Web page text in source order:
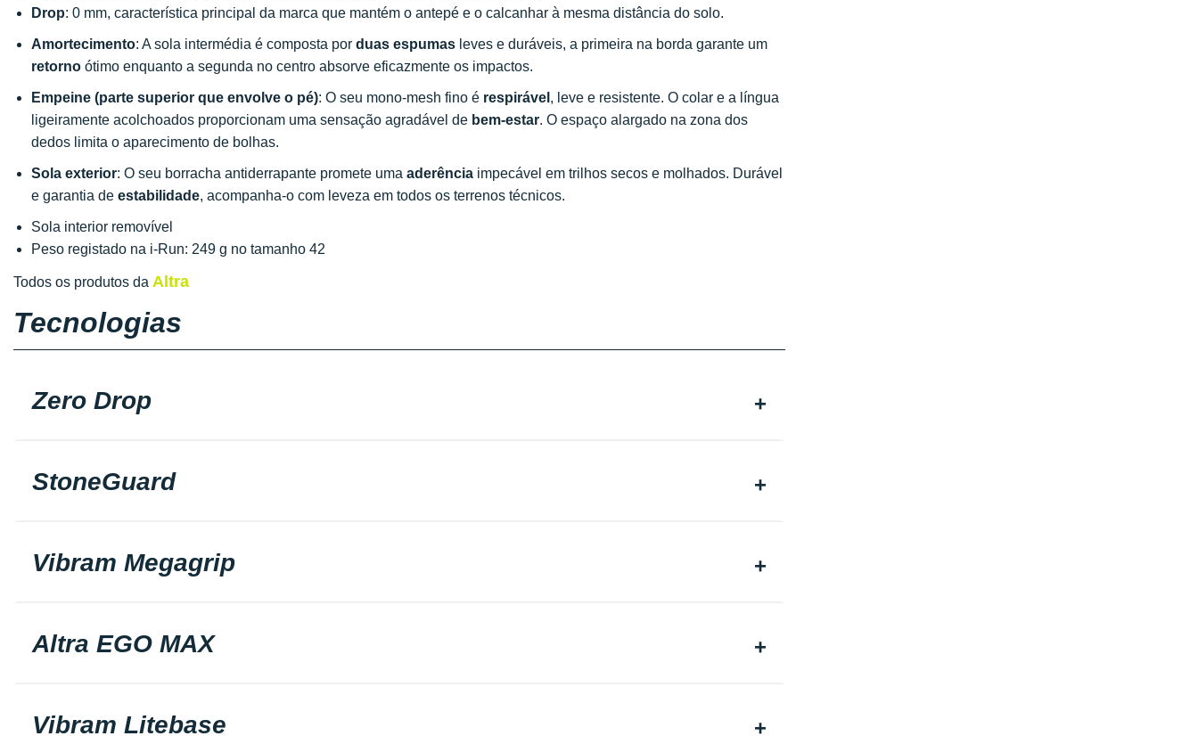
Drop: 0 mm, característica principal da marca que mantém o antepé e o calcanhar à mesma distância do solo.
Amortecimento: A sola intermédia é composta por duas espumas leves e duráveis, a primeira na borda garante um
retorno ótimo enquanto a segunda no centro absorve eficazmente os impactos.
Empeine (parte superior que envolve o pé): O seu mono-mesh fino é respirável , leve e resistente. O colar e a língua
ligeiramente acolchoados proporcionam uma sensação agradável de bem-estar. O espaço alargado na zona dos
dedos limita o aparecimento de bolhas.
Sola exterior: O seu borracha antiderrapante promete uma aderência impecável em trilhos secos e molhados. Durável
e garantia de estabilidade, acompanha-o com leveza em todos os terrenos técnicos.
Sola interior removível
Peso registado na i-Run: 249 g no tamanho 42
Todos os produtos da Altra
Tecnologias
Zero Drop
StoneGuard
Vibram Megagrip
Altra EGO MAX
Vibram Litebase